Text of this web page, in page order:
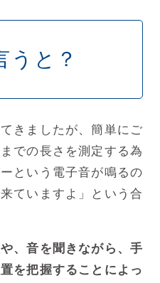
うと？
きましたが、簡単にご
での長さを測定する為
という電子音が鳴るの
ていますよ」という合
、音を聞きながら、手
を把握することによっ